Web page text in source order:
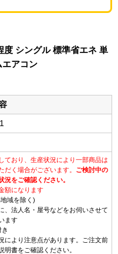
度 シングル 標準省エネ 単
エアコン
ており、生産状況により一部商品は
だく場合がございます。 ご検討中の
況をご確認ください。
額になります
域を除く)
、法人名・屋号などをお伺いさせて
ます
により注意点があります。ご注文前
明書をご確認ください。